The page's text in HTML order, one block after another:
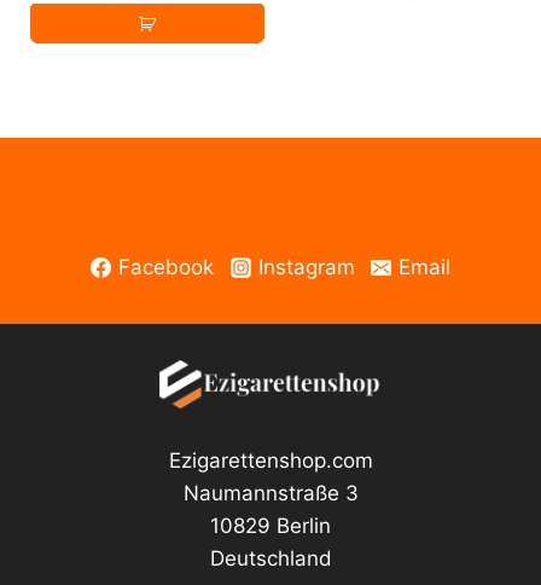
Zen
E
Varianten
können
Facebook Instagram Email
Ezigarettenshop.com
Naumannstraße 3
10829 Berlin
Deutschland